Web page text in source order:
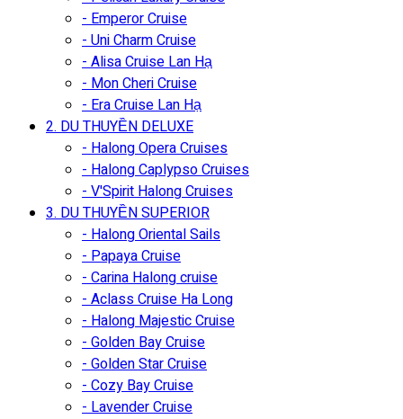
- Emperor Cruise
- Uni Charm Cruise
- Alisa Cruise Lan Hạ
- Mon Cheri Cruise
- Era Cruise Lan Hạ
2. DU THUYỀN DELUXE
- Halong Opera Cruises
- Halong Caplypso Cruises
- V'Spirit Halong Cruises
3. DU THUYỀN SUPERIOR
- Halong Oriental Sails
- Papaya Cruise
- Carina Halong cruise
- Aclass Cruise Ha Long
- Halong Majestic Cruise
- Golden Bay Cruise
- Golden Star Cruise
- Cozy Bay Cruise
- Lavender Cruise